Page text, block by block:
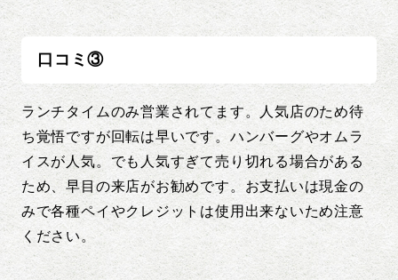
口コミ③
ランチタイムのみ営業されてます。人気店のため待
ち覚悟ですが回転は早いです。ハンバーグやオムラ
イスが人気。でも人気すぎて売り切れる場合がある
ため、早目の来店がお勧めです。お支払いは現金の
みで各種ペイやクレジットは使用出来ないため注意
ください。